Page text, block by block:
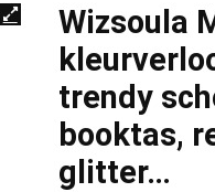
Wizsoula
trendy
booktas,
glitter…